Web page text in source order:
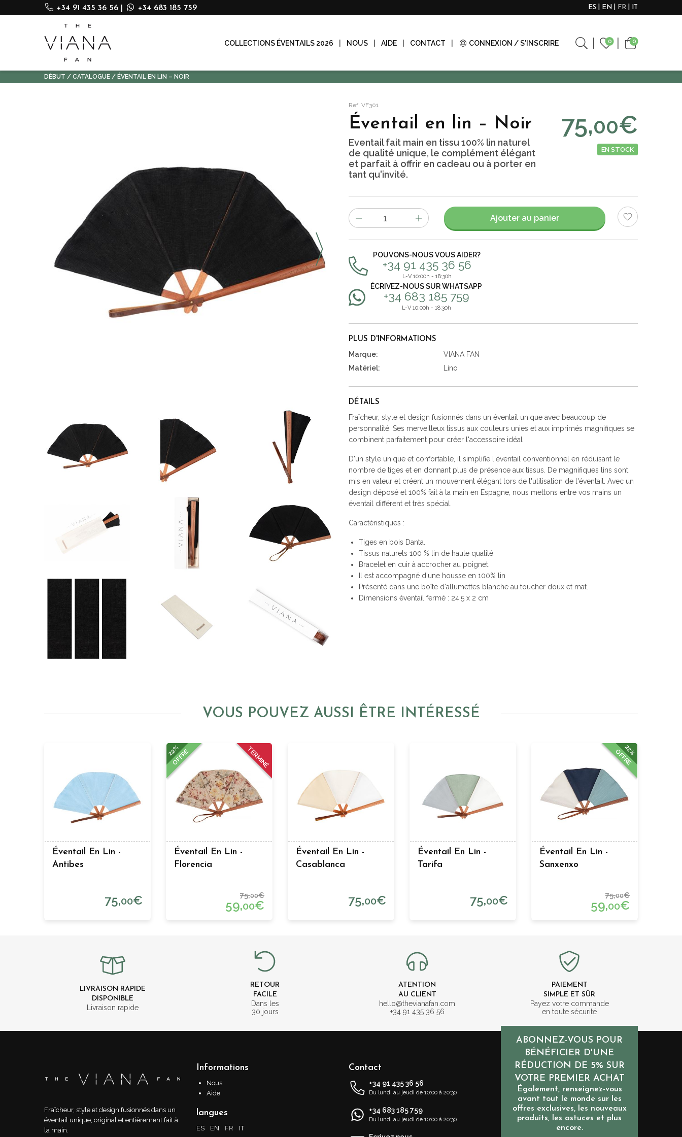
+34 91 435 36 56 +34 683 185 759 ES EN FR IT
COLLECTIONS ÉVENTAILS 2026 NOUS AIDE CONTACT CONNEXION / S'INSCRIRE 0 0
DÉBUT CATALOGUE ÉVENTAIL EN LIN – NOIR
Ref: VF301
Éventail en lin – Noir
Eventail fait main en tissu 100% lin naturel
de qualité unique, le complément élégant
et parfait à offrir en cadeau ou à porter en
tant qu'invité.
75,00€
EN STOCK
Nombre
d'items
Ajouter au panier
POUVONS-NOUS VOUS AIDER?
+34 91 435 36 56
L-V 10:00h - 18:30h
ÉCRIVEZ-NOUS SUR WHATSAPP
+34 683 185 759
L-V 10:00h - 18:30h
PLUS D'INFORMATIONS
Marque:
VIANA FAN
Matériel:
Lino
DÉTAILS
Fraîcheur, style et design fusionnés dans un éventail unique avec beaucoup de
personnalité. Ses merveilleux tissus aux couleurs unies et aux imprimés magnifiques se
combinent parfaitement pour créer l'accessoire idéal
D'un style unique et confortable, il simplifie l'éventail conventionnel en réduisant le
nombre de tiges et en donnant plus de présence aux tissus. De magnifiques lins sont
mis en valeur et créent un mouvement élégant lors de l'utilisation de l'éventail. Avec un
design déposé et 100% fait à la main en Espagne, nous mettons entre vos mains un
éventail différent et très spécial.
Caractéristiques :
Tiges en bois Danta.
Tissus naturels 100 % lin de haute qualité.
Bracelet en cuir à accrocher au poignet.
Il est accompagné d'une housse en 100% lin
Présenté dans une boîte d'allumettes blanche au toucher doux et mat.
Dimensions éventail fermé : 24,5 x 2 cm
VOUS POUVEZ AUSSI ÊTRE INTÉRESSÉ
Éventail En Lin -
Antibes
75,00€
TERMINÉ
22%
OFFRE
Éventail En Lin -
Florencia
75,00€
59,00€
Éventail En Lin -
Casablanca
75,00€
Éventail En Lin -
Tarifa
75,00€
22%
OFFRE
Éventail En Lin -
Sanxenxo
75,00€
59,00€
LIVRAISON RAPIDE
DISPONIBLE
Livraison rapide
RETOUR
FACILE
Dans les
30 jours
ATENTION
AU CLIENT
hello@thevianafan.com
+34 91 435 36 56
PAIEMENT
SIMPLE ET SÛR
Payez votre commande
en toute sécurité
Fraîcheur, style et design fusionnés dans un
éventail unique, original et entièrement fait à
la main.
Informations
Nous
Aide
langues
ES EN FR IT
Contact
+34 91 435 36 56
Du lundi au jeudi de 10:00 à 20:30
+34 683 185 759
Du lundi au jeudi de 10:00 à 20:30
ABONNEZ-VOUS POUR
BÉNÉFICIER D'UNE
RÉDUCTION DE 5% SUR
VOTRE PREMIER ACHAT
Également, renseignez-vous
avant tout le monde sur les
offres exclusives, les nouveaux
produits, les astuces et plus
encore.